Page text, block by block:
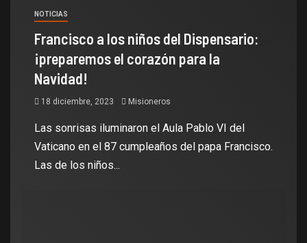
NOTICIAS
Francisco a los niños del Dispensario:
¡preparemos el corazón para la
Navidad!
18 diciembre, 2023 Misioneros
Las sonrisas iluminaron el Aula Pablo VI del
Vaticano en el 87 cumpleaños del papa Francisco.
Las de los niños...